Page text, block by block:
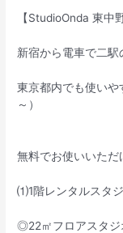
【StudioOnda 東中
新宿から電車で二駅
東京都内でも使い
～）
無料でお使いいただ
⑴1階レンタルスタ
◎22㎡フロアスタ